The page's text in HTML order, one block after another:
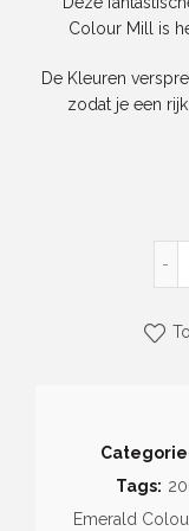
Colour Mill is
De Kleuren
zodat je een
Tags:
Emerald